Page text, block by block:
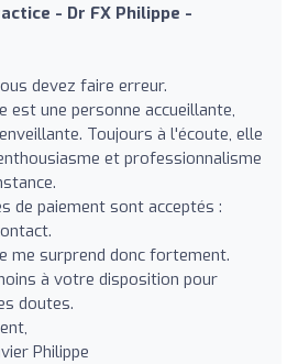
- Dr FX Philippe -
devez faire erreur.
est une personne accueillante,
Toujours à l'écoute, elle
et professionnalisme
de paiement sont acceptés :
me surprend donc fortement.
à votre disposition pour
doutes.
Philippe